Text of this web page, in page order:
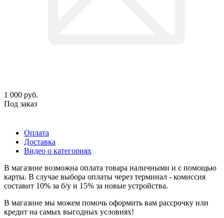
1 000 руб.
Под заказ
Оплата
Доставка
Видео о категориях
В магазине возможна оплата товара наличными и с помощью
карты. В случае выбора оплаты через терминал - комиссия
составит 10% за б/у и 15% за новые устройства.
В магазине мы можем помочь оформить вам рассрочку или
кредит на самых выгодных условиях!